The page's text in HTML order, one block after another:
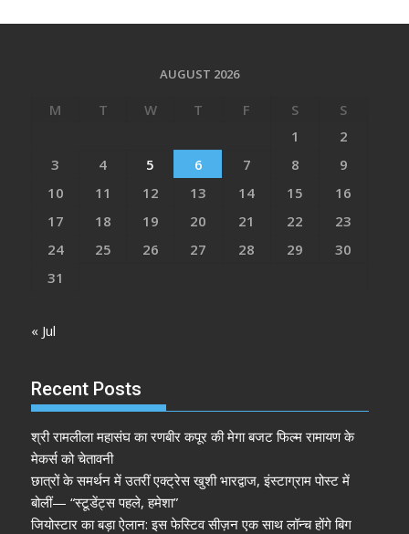
AUGUST 2026
M T W T F S
S
1
2
3
4 5 6 7 8
9
10
11 12 13 14 15
16
17
18 19 20 21 22
23
24
25 26 27 28 29
30
31
« Jul
Recent Posts
श्री रामलीला महासंघ का रणबीर कपूर की मेगा बजट फिल्म रामायण के
मेकर्स को चेतावनी
छात्रों के समर्थन में उतरीं एक्ट्रेस खुशी भारद्वाज, इंस्टाग्राम पोस्ट में
बोलीं— “स्टूडेंट्स पहले, हमेशा”
जियोस्टार का बड़ा ऐलान: इस फेस्टिव सीज़न एक साथ लॉन्च होंगे बिग